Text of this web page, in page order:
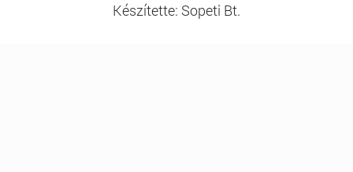
Készítette: Sopeti Bt.